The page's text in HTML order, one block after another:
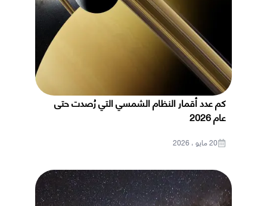
كم عدد أقمار النظام الشمسي التي رُصدت حتى
عام 2026
20 مايو ، 2026